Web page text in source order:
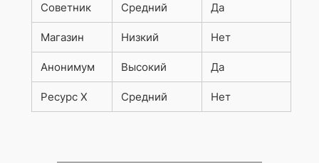
Советник Средний Да
Магазин Низкий Нет
Анонимум Высокий Да
Ресурс X Средний Нет